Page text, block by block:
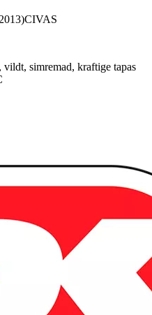
simremad, kraftige tapas